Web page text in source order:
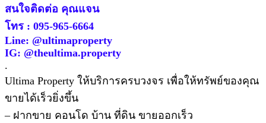
สนใจติดต่อ คุณแจน
โทร : 095-965-6664
Line: @ultimaproperty
IG: @theultima.property
.
Ultima Property ให้บริการครบวงจร เพื่อให้ทรัพย์ของคุณ
ขายได้เร็วยิ่งขึ้น
– ฝากขาย คอนโด บ้าน ที่ดิน ขายออกเร็ว